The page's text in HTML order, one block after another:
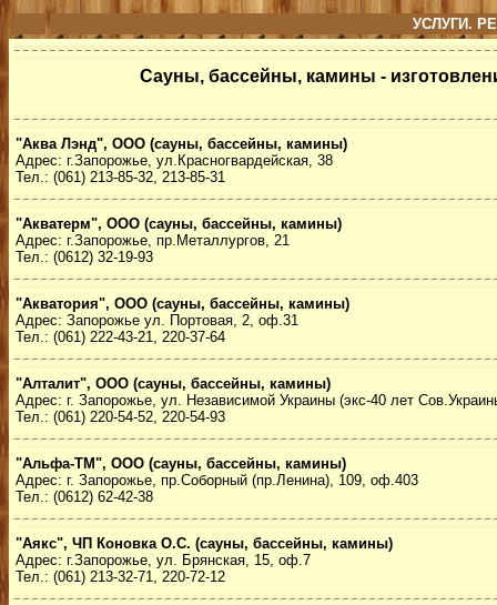
УСЛУГИ.
Сауны, бассейны, камины -
"Аква Лэнд", ООО (сауны, бассейны, камины)
Адрес: г.Запорожье, ул.Красногвардейская, 38
Тел.: (061) 213-85-32, 213-85-31
"Акватерм", ООО (сауны, бассейны, камины)
Адрес: г.Запорожье, пр.Металлургов, 21
Тел.: (0612) 32-19-93
"Акватория", ООО (сауны, бассейны, камины)
Адрес: Запорожье ул. Портовая, 2, оф.31
Тел.: (061) 222-43-21, 220-37-64
"Алталит", ООО (сауны, бассейны, камины)
Адрес: г. Запорожье, ул. Независимой Украины (экс-40 лет
Тел.: (061) 220-54-52, 220-54-93
"Альфа-ТМ", ООО (сауны, бассейны, камины)
Адрес: г. Запорожье, пр.Соборный (пр.Ленина), 109, оф.403
Тел.: (0612) 62-42-38
"Аякс", ЧП Коновка О.С. (сауны, бассейны, камины)
Адрес: г.Запорожье, ул. Брянская, 15, оф.7
Тел.: (061) 213-32-71, 220-72-12